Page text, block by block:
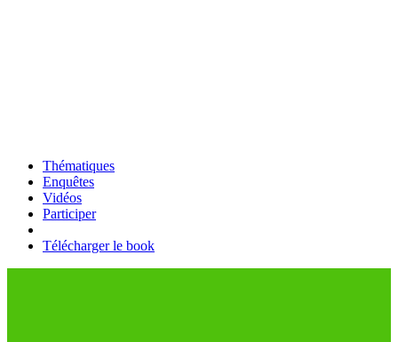
Thématiques
Enquêtes
Vidéos
Participer
Télécharger le book